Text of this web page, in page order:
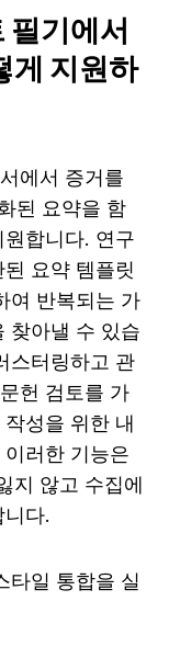
기에서
게 지원하
에서 증거를
된 요약을 함
합니다. 연구
요약 템플릿
여 반복되는 가
찾아낼 수 있습
스터링하고 관
헌 검토를 가
성을 위한 내
러한 기능은
지 않고 수집에
다.
타일 통합을 실